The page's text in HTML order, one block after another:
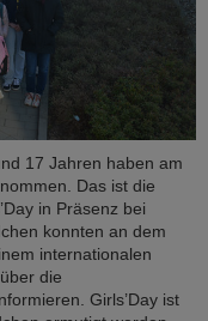
17 Jahren haben am
Das ist die
in Präsenz bei
konnten an dem
internationalen
die
Girls’Day ist